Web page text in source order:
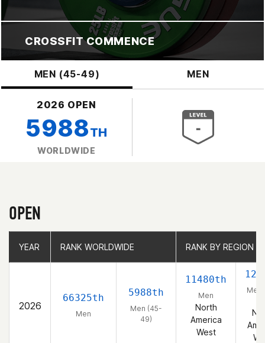
CROSSFIT COMMENCE
MEN (45-49) MEN
2026 OPEN
5988TH
WORLDWIDE
OPEN
YEAR RANK WORLDWIDE RANK BY REGION
2026
66325th
Men
5988th
Men (45-
49)
11480th
Men
North
America
West
Men
YEAR RANK WORLDWIDE RANK BY REGION